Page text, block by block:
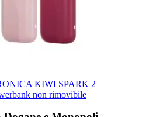
KIWI SPARK 2
non rimovibile